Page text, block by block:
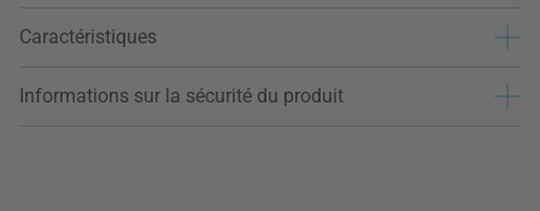
Caractéristiques
Informations sur la sécurité du produit